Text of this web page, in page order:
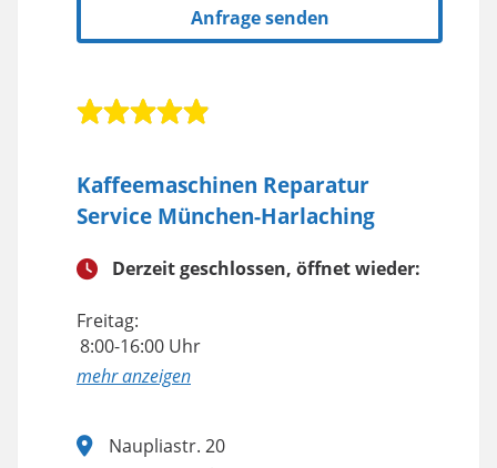
Anfrage senden
Kaffeemaschinen Reparatur
Service München-Harlaching
Derzeit geschlossen, öffnet wieder:
Freitag:
8:00-16:00 Uhr
anzeigen
Naupliastr. 20